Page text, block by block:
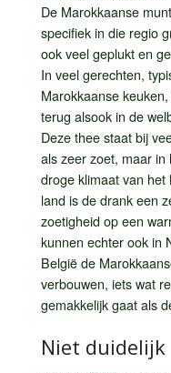
De Marokkaanse
specifiek in die regio
ook veel geplukt en
In veel gerechten,
Marokkaanse
terug alsook in de
Deze thee staat bij
als zeer zoet, maar in
droge klimaat van
land is de drank een
zoetigheid op een
kunnen echter ook in
België de
verbouwen, iets wat
gemakkelijk gaat als
Niet duidelijk